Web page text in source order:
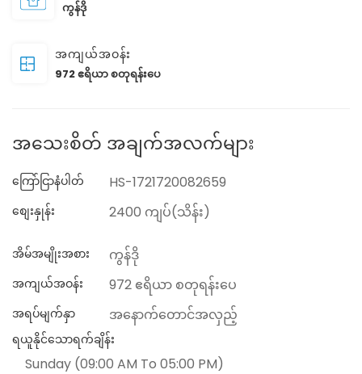
ကွန်ဒို
အကျယ်အဝန်း
972 ဧရိယာ စတုရန်းပေ
အသေးစိတ် အချက်အလက်များ
ကြော်ငြာနံပါတ် HS-1721720082659
စျေးနှုန်း 2400 ကျပ်(သိန်း)
အိမ်အမျိုးအစား ကွန်ဒို
အကျယ်အဝန်း 972 ဧရိယာ စတုရန်းပေ
အရပ်မျက်နှာ အနောက်တောင်အလှည့်
ရယူနိုင်သောရက်ချိန်း
Sunday (09:00 AM To 05:00 PM)